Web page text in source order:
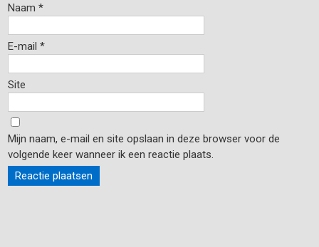
Naam*
E-mail*
Site
Mijn naam, e-mail en site opslaan in deze browser voor de
volgende keer wanneer ik een reactie plaats.